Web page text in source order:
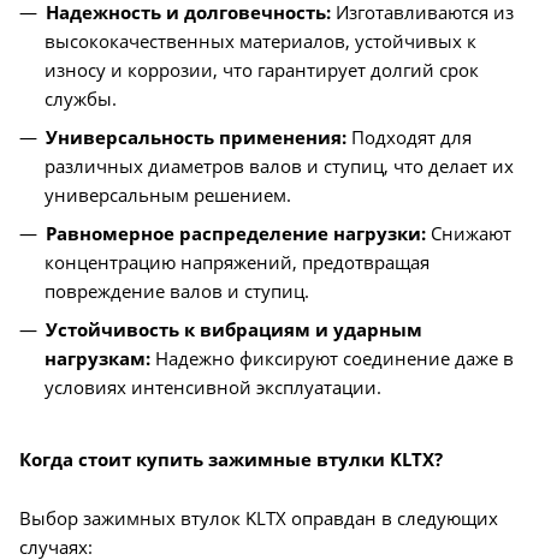
Надежность и долговечность: Изготавливаются из
высококачественных материалов, устойчивых к
износу и коррозии, что гарантирует долгий срок
службы.
Универсальность применения: Подходят для
различных диаметров валов и ступиц, что делает их
универсальным решением.
Равномерное распределение нагрузки: Снижают
концентрацию напряжений, предотвращая
повреждение валов и ступиц.
Устойчивость к вибрациям и ударным
нагрузкам: Надежно фиксируют соединение даже в
условиях интенсивной эксплуатации.
Когда стоит купить зажимные втулки KLTX?
Выбор зажимных втулок KLTX оправдан в следующих
случаях: